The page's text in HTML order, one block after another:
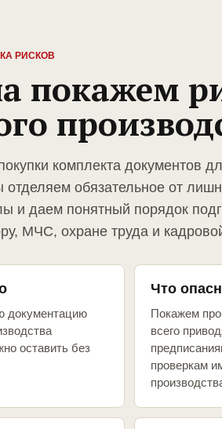
РИСКОВ
покажем
комплекта документов
отделяем обязательное от
и даем понятный порядок
МЧС, охране труда и
документацию
оставить без
Что
Покажем
всего
проверкам